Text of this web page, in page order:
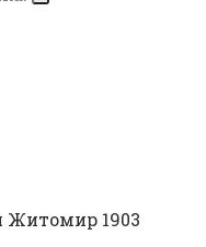
Житомир 1903